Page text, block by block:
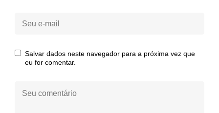
Seu
Salvar dados neste navegador para a próxima vez que
eu for comentar.
comentário: